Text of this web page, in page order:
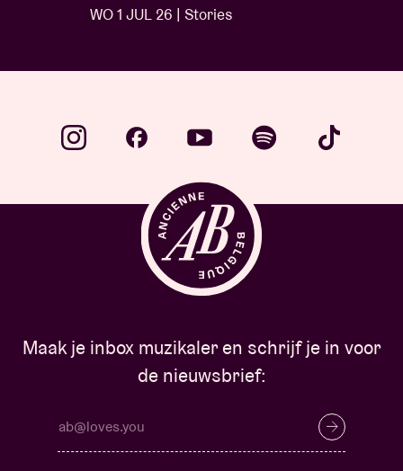
WO 1 JUL 26 | Stories
Maak je inbox muzikaler en schrijf je in voor
de nieuwsbrief: